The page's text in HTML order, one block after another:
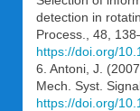
detection in
Process., 48,
https://doi.org/
6. Antoni, J.
Mech. Syst.
https://doi.org/